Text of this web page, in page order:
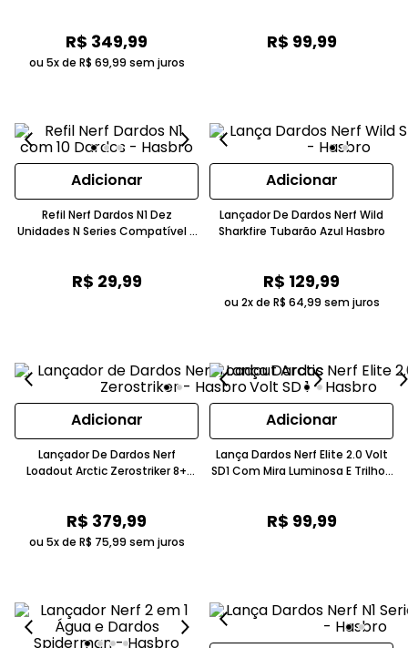
R$ 349,99
ou 5x de R$ 69,99 sem juros
R$ 99,99
Adicionar
Refil Nerf Dardos N1 Dez
Unidades N Series Compatível A
R$ 29,99
Adicionar
Lançador De Dardos Nerf Wild
Sharkfire Tubarão Azul Hasbro
R$ 129,99
ou 2x de R$ 64,99 sem juros
Adicionar
Lançador De Dardos Nerf
Loadout Arctic Zerostriker 8+
R$ 379,99
ou 5x de R$ 75,99 sem juros
Adicionar
Lança Dardos Nerf Elite 2.0 Volt
SD1 Com Mira Luminosa E Trilhos
R$ 99,99